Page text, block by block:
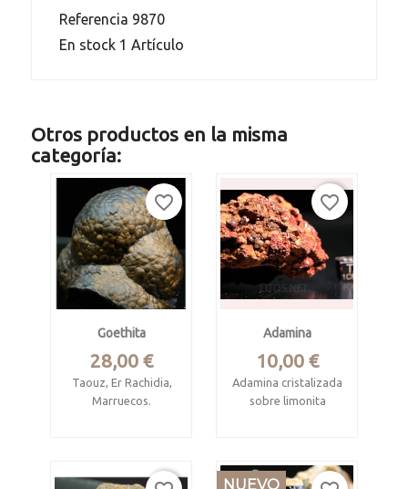
Referencia 9870
En stock 1 Artículo
Otros productos en la misma
categoría:
Goethita
Precio
28,00 €
Taouz, Er Rachidia,
Marruecos.
Superficie botroidal
favorite_border
Adamina
Precio
10,00 €
Adamina cristalizada
sobre limonita
Matriz de 7 x 4.5 x 3
favorite_border
NUEVO